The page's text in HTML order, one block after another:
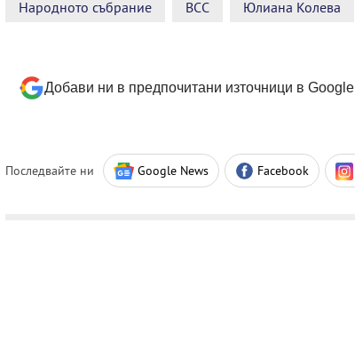
Народното събрание ВСС Юлиана Колева
Добави ни в предпочитани източници в Google
Последвайте ни Google News Facebook